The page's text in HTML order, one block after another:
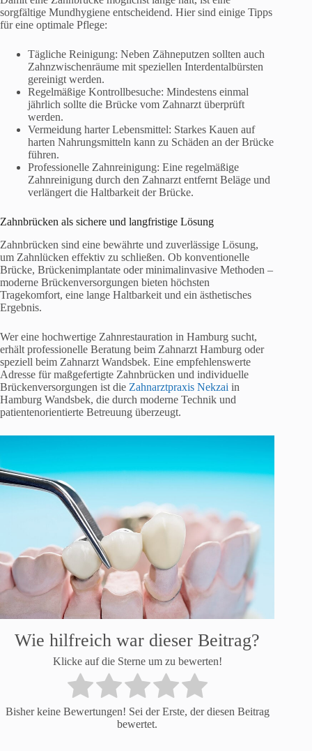
sorgfältige Mundhygiene entscheidend. Hier sind einige Tipps
für eine optimale Pflege:
Tägliche Reinigung: Neben Zähneputzen sollten auch
Zahnzwischenräume mit speziellen Interdentalbürsten
gereinigt werden.
Regelmäßige Kontrollbesuche: Mindestens einmal
jährlich sollte die Brücke vom Zahnarzt überprüft
werden.
Vermeidung harter Lebensmittel: Starkes Kauen auf
harten Nahrungsmitteln kann zu Schäden an der Brücke
führen.
Professionelle Zahnreinigung: Eine regelmäßige
Zahnreinigung durch den Zahnarzt entfernt Beläge und
verlängert die Haltbarkeit der Brücke.
Zahnbrücken als sichere und langfristige Lösung
Zahnbrücken sind eine bewährte und zuverlässige Lösung,
um Zahnlücken effektiv zu schließen. Ob konventionelle
Brücke, Brückenimplantate oder minimalinvasive Methoden –
moderne Brückenversorgungen bieten höchsten
Tragekomfort, eine lange Haltbarkeit und ein ästhetisches
Ergebnis.
Wer eine hochwertige Zahnrestauration in Hamburg sucht,
erhält professionelle Beratung beim Zahnarzt Hamburg oder
speziell beim Zahnarzt Wandsbek. Eine empfehlenswerte
Adresse für maßgefertigte Zahnbrücken und individuelle
Brückenversorgungen ist die Zahnarztpraxis Nekzai in
Hamburg Wandsbek, die durch moderne Technik und
patientenorientierte Betreuung überzeugt.
Wie hilfreich war dieser Beitrag?
Klicke auf die Sterne um zu bewerten!
Bisher keine Bewertungen! Sei der Erste, der diesen Beitrag
bewertet.